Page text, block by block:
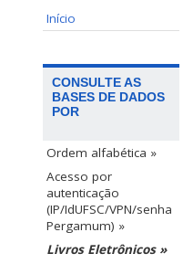
Início
CONSULTE AS
BASES DE DADOS
POR
Ordem alfabética »
Acesso por
autenticação
(IP/IdUFSC/VPN/senha
Pergamum) »
Livros Eletrônicos »